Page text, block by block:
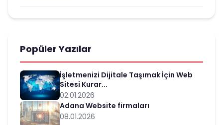
Popüler Yazılar
İşletmenizi Dijitale Taşımak İçin Web
Sitesi Kurar...
02.01.2026
Adana Website firmaları
08.01.2026